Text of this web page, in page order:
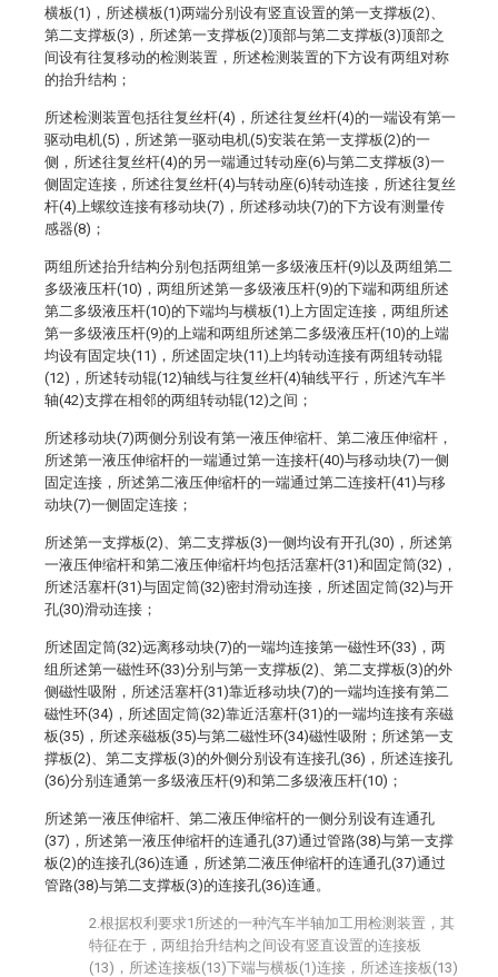
横板(1)，所述横板(1)两端分别设有竖直设置的第一支撑板(2)、
第二支撑板(3)，所述第一支撑板(2)顶部与第二支撑板(3)顶部之
间设有往复移动的检测装置，所述检测装置的下方设有两组对称
的抬升结构；
所述检测装置包括往复丝杆(4)，所述往复丝杆(4)的一端设有第一
驱动电机(5)，所述第一驱动电机(5)安装在第一支撑板(2)的一
侧，所述往复丝杆(4)的另一端通过转动座(6)与第二支撑板(3)一
侧固定连接，所述往复丝杆(4)与转动座(6)转动连接，所述往复丝
杆(4)上螺纹连接有移动块(7)，所述移动块(7)的下方设有测量传
感器(8)；
两组所述抬升结构分别包括两组第一多级液压杆(9)以及两组第二
多级液压杆(10)，两组所述第一多级液压杆(9)的下端和两组所述
第二多级液压杆(10)的下端均与横板(1)上方固定连接，两组所述
第一多级液压杆(9)的上端和两组所述第二多级液压杆(10)的上端
均设有固定块(11)，所述固定块(11)上均转动连接有两组转动辊
(12)，所述转动辊(12)轴线与往复丝杆(4)轴线平行，所述汽车半
轴(42)支撑在相邻的两组转动辊(12)之间；
所述移动块(7)两侧分别设有第一液压伸缩杆、第二液压伸缩杆，
所述第一液压伸缩杆的一端通过第一连接杆(40)与移动块(7)一侧
固定连接，所述第二液压伸缩杆的一端通过第二连接杆(41)与移
动块(7)一侧固定连接；
所述第一支撑板(2)、第二支撑板(3)一侧均设有开孔(30)，所述第
一液压伸缩杆和第二液压伸缩杆均包括活塞杆(31)和固定筒(32)，
所述活塞杆(31)与固定筒(32)密封滑动连接，所述固定筒(32)与开
孔(30)滑动连接；
所述固定筒(32)远离移动块(7)的一端均连接第一磁性环(33)，两
组所述第一磁性环(33)分别与第一支撑板(2)、第二支撑板(3)的外
侧磁性吸附，所述活塞杆(31)靠近移动块(7)的一端均连接有第二
磁性环(34)，所述固定筒(32)靠近活塞杆(31)的一端均连接有亲磁
板(35)，所述亲磁板(35)与第二磁性环(34)磁性吸附；所述第一支
撑板(2)、第二支撑板(3)的外侧分别设有连接孔(36)，所述连接孔
(36)分别连通第一多级液压杆(9)和第二多级液压杆(10)；
所述第一液压伸缩杆、第二液压伸缩杆的一侧分别设有连通孔
(37)，所述第一液压伸缩杆的连通孔(37)通过管路(38)与第一支撑
板(2)的连接孔(36)连通，所述第二液压伸缩杆的连通孔(37)通过
管路(38)与第二支撑板(3)的连接孔(36)连通。
2.根据权利要求1所述的一种汽车半轴加工用检测装置，其
特征在于，两组抬升结构之间设有竖直设置的连接板
(13)，所述连接板(13)下端与横板(1)连接，所述连接板(13)